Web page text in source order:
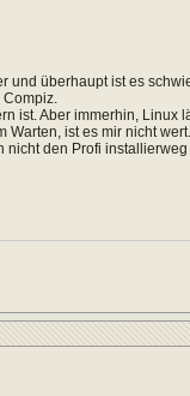
und überhaupt ist es
Compiz.
ist. Aber immerhin, Linux
Warten, ist es mir nicht wert.
nicht den Profi